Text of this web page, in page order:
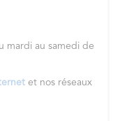
mardi au samedi de
et nos réseaux